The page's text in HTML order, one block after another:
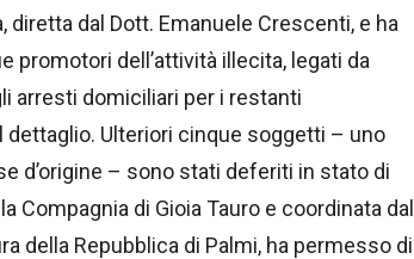
dal Dott. Emanuele Crescenti, e ha
promotori dell’attività illecita, legati da
arresti domiciliari per i restanti
Ulteriori cinque soggetti – uno
d’origine – sono stati deferiti in stato di
Compagnia di Gioia Tauro e coordinata dal
della Repubblica di Palmi, ha permesso di